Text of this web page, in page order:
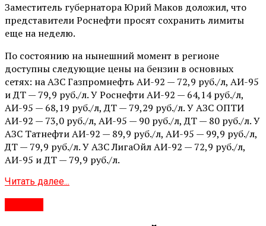
Заместитель губернатора Юрий Маков доложил, что
представители Роснефти просят сохранить лимиты
еще на неделю.
По состоянию на нынешний момент в регионе
доступны следующие цены на бензин в основных
сетях: на АЗС Газпромнефть АИ-92 — 72,9 руб./л, АИ-95
и ДТ — 79,9 руб./л. У Роснефти АИ-92 — 64,14 руб./л,
АИ-95 — 68,19 руб./л, ДТ — 79,29 руб./л. У АЗС ОПТИ
АИ-92 — 73,0 руб./л, АИ-95 — 90 руб./л, ДТ — 80 руб./л. У
АЗС Татнефти АИ-92 — 89,9 руб./л, АИ-95 — 99,9 руб./л,
ДТ — 79,9 руб./л. У АЗС ЛигаОйл АИ-92 — 72,9 руб./л,
АИ-95 и ДТ — 79,9 руб./л.
Читать далее...